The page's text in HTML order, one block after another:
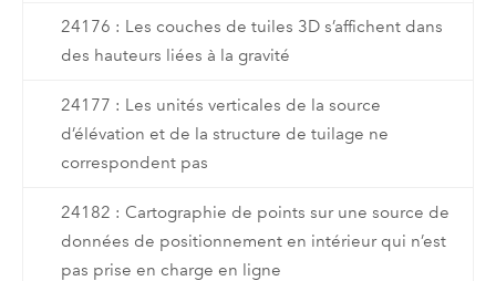
24176 : Les couches de tuiles 3D s’affichent dans
des hauteurs liées à la gravité
24177 : Les unités verticales de la source
d’élévation et de la structure de tuilage ne
correspondent pas
24182 : Cartographie de points sur une source de
données de positionnement en intérieur qui n’est
pas prise en charge en ligne